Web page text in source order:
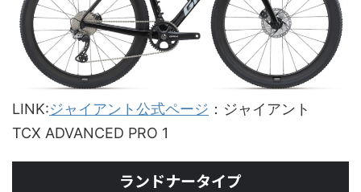
LINK:ジャイアント公式ページ ：ジャイアント
TCX ADVANCED PRO 1
ランドナータイプ